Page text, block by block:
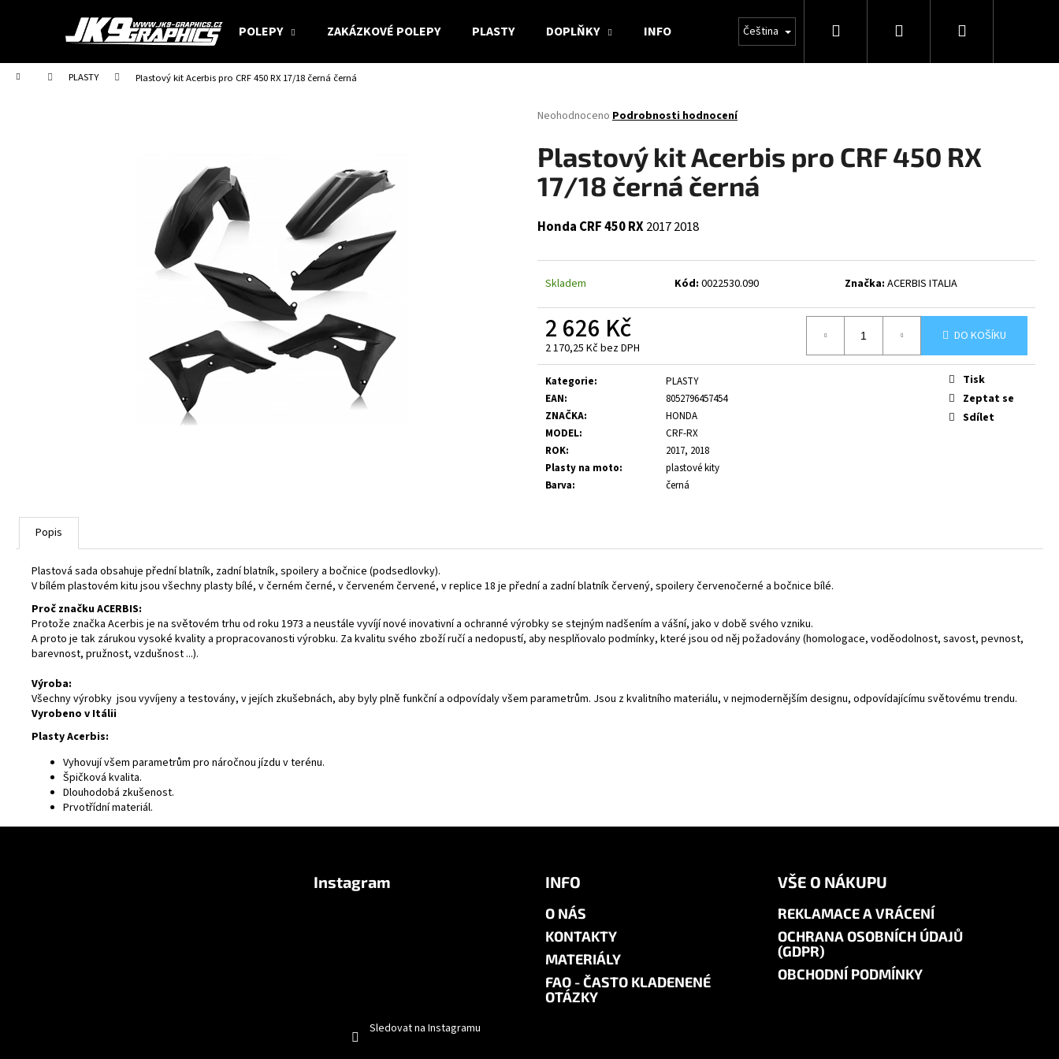
POLEPY ZAKÁZKOVÉ POLEPY PLASTY DOPLŇKY INFO Čeština Hledat PřihlášeníNákupní
Domů PLASTY Plastový kit Acerbis pro CRF 450 RX 17/18 černá černá
Průměrné
produktu
je
0,0
hvězdiček.
Neohodnoceno Podrobnosti hodnocení
Plastový kit Acerbis pro CRF 450 RX
17/18 černá černá
Honda CRF 450 RX20172018
Skladem Kód: 0022530.090 Značka: ACERBIS ITALIA
2 626 Kč
2 170,25 Kč bez DPH
Měrná
cena:
DO KOŠÍKU
Kategorie:
PLASTY
EAN:
8052796457454
ZNAČKA:
HONDA
MODEL:
CRF-RX
ROK:
2017, 2018
Plasty na moto:
plastové kity
Barva: černá
Tisk
Zeptat se
Sdílet
Popis
Plastová sada obsahuje přední blatník, zadní blatník, spoilery a bočnice (podsedlovky).
V bílém plastovém kitu jsou všechny plasty bílé, v černém černé, v červeném červené, v replice 18 je přední a zadní blatník červený, spoilery červenočerné a bočnice bílé.
Proč značku ACERBIS:
Protože značka Acerbis je na světovém trhu od roku 1973 a neustále vyvíjí nové inovativní a ochranné výrobky se stejným nadšením a vášní, jako v době svého vzniku.
A proto je tak zárukou vysoké kvality a propracovanosti výrobku. Za kvalitu svého zboží ručí a nedopustí, aby nesplňovalo podmínky, které jsou od něj požadovány (homologace, voděodolnost, savost, pevnost,
barevnost, pružnost, vzdušnost ...).
Výroba:
Všechny výrobky jsou vyvíjeny a testovány, v jejích zkušebnách, aby byly plně funkční a odpovídaly všem parametrům. Jsou z kvalitního materiálu, v nejmodernějším designu, odpovídajícímu světovému trendu.
Vyrobeno v Itálii
Plasty Acerbis:
Vyhovují všem parametrům pro náročnou jízdu v terénu.
Špičková kvalita.
Dlouhodobá zkušenost.
Prvotřídní materiál.
í
Zpět
do
Zpět
do
HLEDAT
Instagram
Sledovat na Instagramu
INFO
O NÁS
KONTAKTY
MATERIÁLY
FAQ - ČASTO KLADENENÉ
OTÁZKY
VŠE O NÁKUPU
REKLAMACE A VRÁCENÍ
OCHRANA OSOBNÍCH ÚDAJŮ
(GDPR)
OBCHODNÍ PODMÍNKY